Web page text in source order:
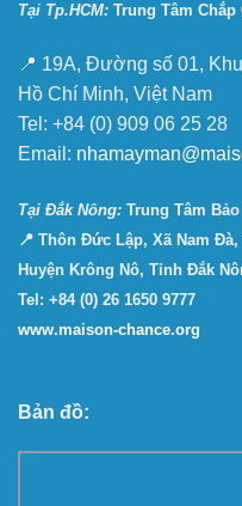
Tại Tp.HCM: Trung Tâm Chắp
📍 19A, Đường số 01,
Hồ Chí Minh, Việt Nam
Tel: +84 (0) 909 06 25 28
Email:
Tại Ðắk Nông: Trung Tâm
📍 Thôn Đức Lập, Xã Nam
Huyện Krông Nô, Tỉnh Đắk
Tel: +84 (0) 26 1650 9777
www.maison-chance.org
Bản đồ: